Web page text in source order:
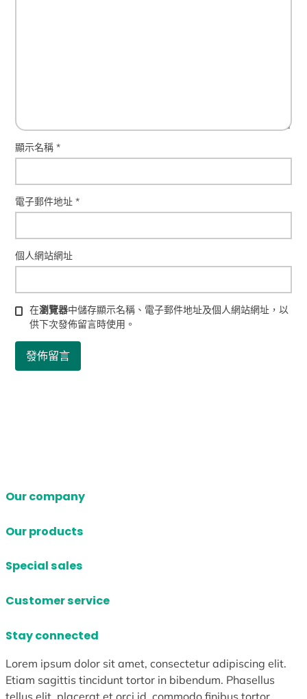
顯示名稱*
電子郵件地址*
個人網站網址
在瀏覽器中儲存顯示名稱、電子郵件地址及個人網站網址，以
供下次發佈留言時使用。
Our company
Our products
Special sales
Customer service
Stay connected
Lorem ipsum dolor sit amet, consectetur adipiscing elit.
Etiam sagittis tincidunt tortor in bibendum. Phasellus